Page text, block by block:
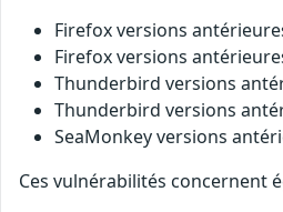
Firefox versions
Firefox versions
Thunderbird versions
Thunderbird versions
SeaMonkey versions
Ces vulnérabilités concernent